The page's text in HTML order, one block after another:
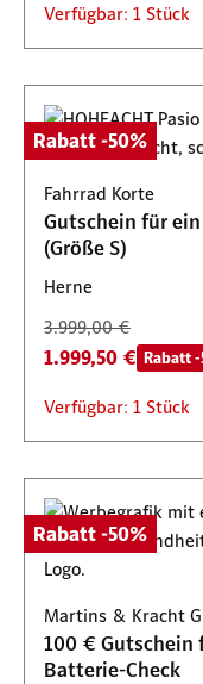
Verfügbar: 1 Stück
Rabatt -50%
Fahrrad Korte
Gutschein für ein
(Größe S)
Herne
3.999,00 €
1.999,50 € Rabatt
Verfügbar: 1 Stück
Rabatt -50%
Martins & Kracht
100 € Gutschein
Batterie-Check